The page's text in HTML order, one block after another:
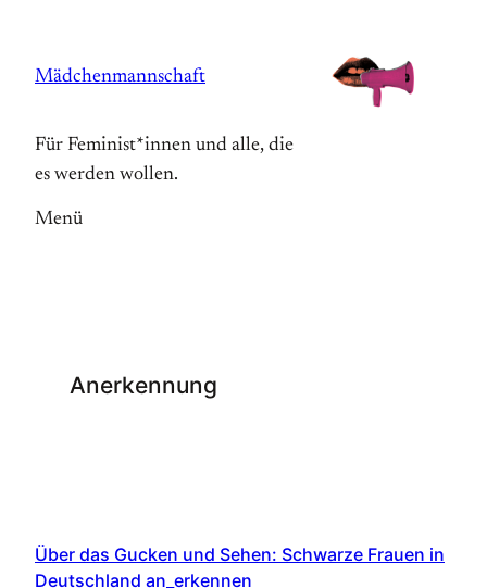
springen
Mädchenmannschaft
Für Feminist*innen und alle, die
es werden wollen.
Menü
Anerkennung
Über das Gucken und Sehen: Schwarze Frauen in
Deutschland an_erkennen